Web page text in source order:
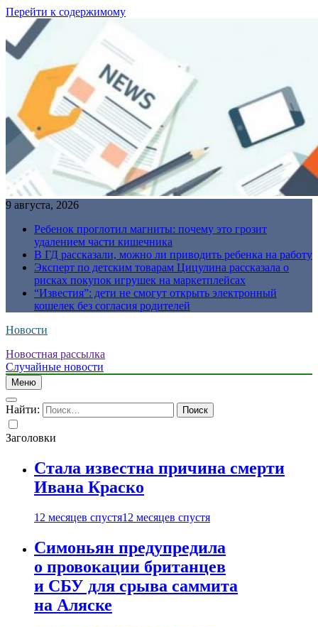
Перейти к содержимому
9 августа, 2026
Ребенок проглотил магниты: почему это грозит
удалением части кишечника
В ГД рассказали, можно ли приводить ребенка на работу
Эксперт по детским товарам Цицулина рассказала о
рисках покупок игрушек на маркетплейсах
“Известия”: дети не смогут открыть электронный
кошелек без согласия родителей
Новости
Новостная рассылка
Случайные новости
Меню
Найти:
Заголовки
Стала известна причина смерти
Ивана Краско
12 месяцев спустя12 месяцев спустя
Симоньян предупредила
о провокации британцев
и СБУ для срыва саммита
на Аляске